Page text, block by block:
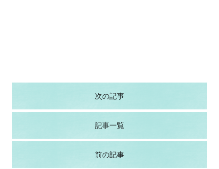
次の記事
記事一覧
前の記事